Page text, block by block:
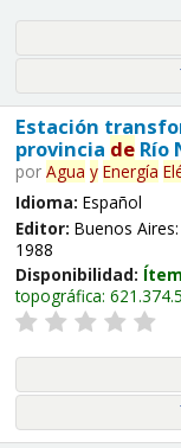
Estación
provincia deRío
por Agua y Energía
Idioma: Español
Editor: Buenos Aires:
1988
Disponibilidad:
topográfica: